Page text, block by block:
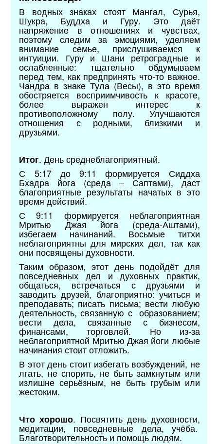
В водных знаках стоят Мангал, Сурья,
Шукра, Буддха и Гуру. Это даёт
напряжение в отношениях и чувствах,
поэтому следим за эмоциями, уделяем
внимание семье, прислушиваемся к
интуиции. Гуру и Шани ретроградные и
ослабленные: тщательно обдумываем
перед тем, как предпринять что-то важное.
Чандра в знаке Тула (Весы), в это время
обостряется восприимчивость к красоте,
более выражен интерес к
противоположному полу. Улучшаются
отношения с родными, близкими и
друзьями.
Итог. День среднеблагоприятный.
С 5:17 до 9:11 формируется Сиддха
Бхадра йога (среда – Саптами), даст
благоприятные результаты начатых в это
время действий.
С 9:11 формируется неблагоприятная
Мритью Джая йога (среда-Аштами),
избегаем начинаний. Восьмые титхи
неблагоприятны для мирских дел, так как
они посвящены духовности.
Таким образом, этот день подойдёт для
повседневных дел и духовных практик,
общаться, встречаться с друзьями и
заводить друзей, благоприятно: учиться и
преподавать; писать письма; вести любую
деятельность, связанную с образованием;
вести дела, связанные с бизнесом,
финансами, торговлей. Но из-за
неблагоприятной Мритью Джая йоги любые
начинания стоит отложить.
В этот день стоит избегать возбуждений, не
лгать, не спорить, не быть замкнутым или
излишне серьёзным, не быть грубым или
жестоким.
Что хорошо. Посвятить день духовности,
медитации, повседневные дела, учёба.
Благотворительность и помощь людям.